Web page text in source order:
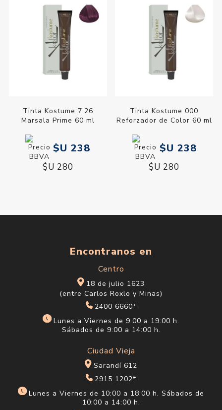
Tinta Kostume 7.26
Marsala Prime 60 ml
$U 238
$U 280
Tinta Kostume 000
Reforzador de Color 60 ml
$U 238
$U 280
Encontranos en
Centro
18 de julio 1623
(entre Carlos Roxlo y Minas)
2400 6660*
Lunes a Viernes de 9:00 a 19:00 h.
Sábados de 9:00 a 14:00 h.
Ciudad Vieja
Sarandí 612
2915 1202*
Lunes a Viernes de 10:00 a 18:00 h. Sábados de
10:00 a 14:00 h.